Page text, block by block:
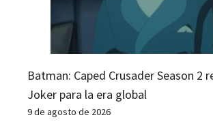
Batman: Caped Crusader Season 2
Joker para la era global
9 de agosto de 2026